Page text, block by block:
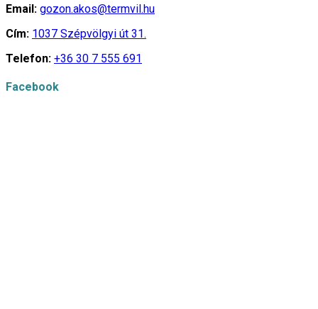
Email: gozon.akos@termvil.hu
Cím: 1037 Szépvölgyi út 31.
Telefon: +36 30 7 555 691
Facebook